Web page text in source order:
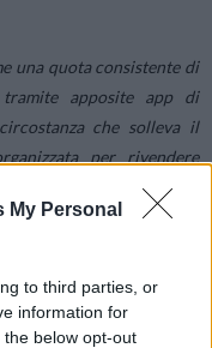
My Personal
to third parties, or
information for
below opt-out
una quota consistente di
apposite app di
che solleva il
per rivendere
– prosegue
il vero problema dei
di home banking e
credito, password, mail,
un valore economico